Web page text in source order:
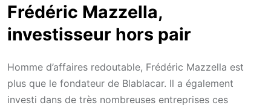
Frédéric Mazzella,
investisseur hors pair
Homme d’affaires redoutable, Frédéric Mazzella est
plus que le fondateur de Blablacar. Il a également
investi dans de très nombreuses entreprises ces